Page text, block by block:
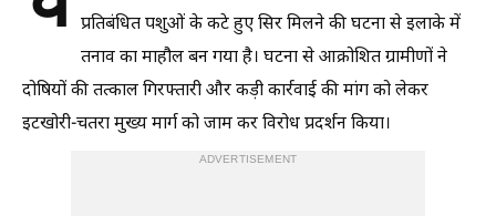
प्रतिबंधित पशुओं के कटे हुए सिर मिलने की घटना से इलाके में
तनाव का माहौल बन गया है। घटना से आक्रोशित ग्रामीणों ने
दोषियों की तत्काल गिरफ्तारी और कड़ी कार्रवाई की मांग को लेकर
इटखोरी-चतरा मुख्य मार्ग को जाम कर विरोध प्रदर्शन किया।
ADVERTISEMENT